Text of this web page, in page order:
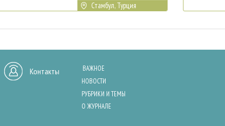
Стамбул, Турция
Контакты
ВАЖНОЕ
НОВОСТИ
РУБРИКИ И ТЕМЫ
О ЖУРНАЛЕ